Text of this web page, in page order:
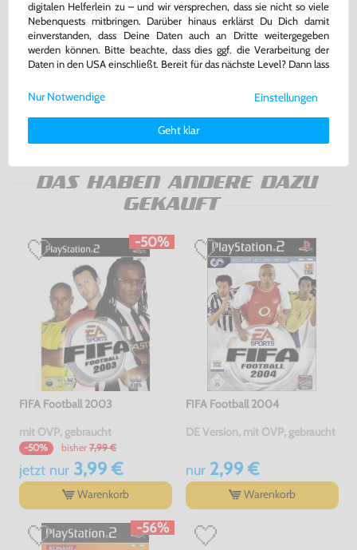
Konsole Slim #schwarz +
Original Sony DualShock
Controller
gebraucht
nur169,99 €
Original Memory Card /
Memorycard / Speicherkarte 8
MB #schwarz [Sony]
gebraucht, NEUWERTIG
22,99 €
DAS HABEN ANDERE DAZU
GEKAUFT
-50%
FIFA Football 2003
mit OVP, gebraucht
-50% bisher 7,99 €
jetzt nur3,99 €
Warenkorb
FIFA Football 2004
DE Version, mit OVP, gebraucht
nur2,99 €
Warenkorb
-56%
digitalen Helferlein zu – und wir versprechen, dass sie nicht so viele
Nebenquests mitbringen. Darüber hinaus erklärst Du Dich damit
einverstanden, dass Deine Daten auch an Dritte weitergegeben
werden können. Bitte beachte, dass dies ggf. die Verarbeitung der
Daten in den USA einschließt. Bereit für das nächste Level? Dann lass
Weitere Informationen zu den von uns verwendeten Cookies und
Deinen Rechten als Nutzer findest Du in unsererDaten­schutz­
Impressum.
Einstellungen
Geht klar
Nur Notwendige